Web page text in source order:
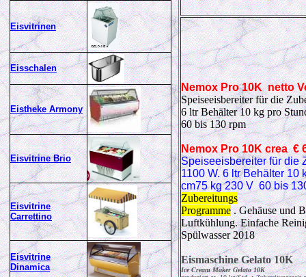
Eisvitrinen
Eisschalen
Eistheke Armony
Eisvitrine Brio
Eisvitrine
Carrettino
Eisvitrine
Dinamica
NemoxPro 10Knetto
Speiseeisbereiter für die
6 ltr Behälter 10 kg pro
60 bis 130 rpm
NemoxPro 10K crea €
Speiseeisbereiter für die
1100 W. 6 ltr Behälter
cm75 kg 230 V 60 bis
Zubereitungs
Programme. Gehäuse und
Luftkühlung. Einfache
Spülwasser 2018
Eismaschine Gelato 10K
Ice Cream Maker Gelato 10K